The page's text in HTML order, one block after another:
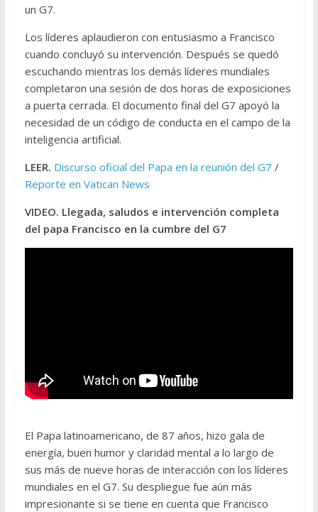
un G7.
Los líderes aplaudieron con entusiasmo a Francisco
cuando concluyó su intervención. Después se quedó
escuchando mientras los demás líderes mundiales
completaron una sesión de dos horas de exposiciones
a puerta cerrada. El documento final del G7 apoyó la
necesidad de un código de conducta en el campo de la
inteligencia artificial.
LEER. Discurso oficial del Papa en la reunión del G7 /
Reporte en Vatican News
VIDEO. Llegada, saludos e intervención completa
del papa Francisco en la cumbre del G7
El Papa latinoamericano, de 87 años, hizo gala de
energía, buen humor y claridad mental a lo largo de
sus más de nueve horas de interacción con los líderes
mundiales en el G7. Su despliegue fue aún más
impresionante si se tiene en cuenta que Francisco